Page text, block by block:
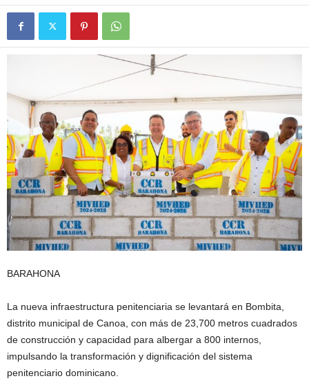
BARAHONA
La nueva infraestructura penitenciaria se levantará en Bombita,
distrito municipal de Canoa, con más de 23,700 metros cuadrados
de construcción y capacidad para albergar a 800 internos,
impulsando la transformación y dignificación del sistema
penitenciario dominicano.